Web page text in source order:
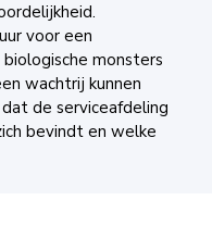
voor een
monsters
wachtrij kunnen
de serviceafdeling
bevindt en welke